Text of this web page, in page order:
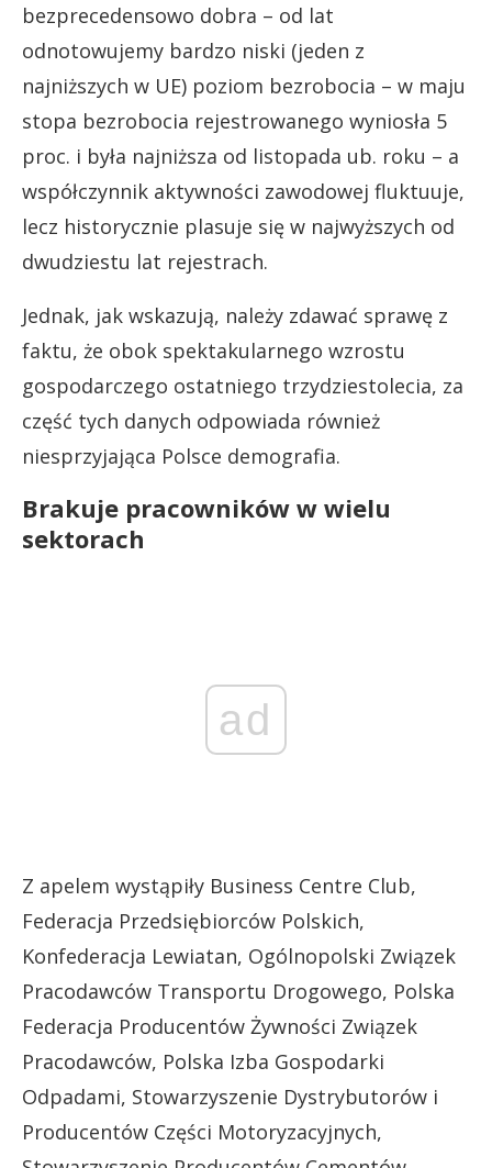
bezprecedensowo dobra – od lat
odnotowujemy bardzo niski (jeden z
najniższych w UE) poziom bezrobocia – w maju
stopa bezrobocia rejestrowanego wyniosła 5
proc. i była najniższa od listopada ub. roku – a
współczynnik aktywności zawodowej fluktuuje,
lecz historycznie plasuje się w najwyższych od
dwudziestu lat rejestrach.
Jednak, jak wskazują, należy zdawać sprawę z
faktu, że obok spektakularnego wzrostu
gospodarczego ostatniego trzydziestolecia, za
część tych danych odpowiada również
niesprzyjająca Polsce demografia.
Brakuje pracowników w wielu
sektorach
ad
Z apelem wystąpiły Business Centre Club,
Federacja Przedsiębiorców Polskich,
Konfederacja Lewiatan, Ogólnopolski Związek
Pracodawców Transportu Drogowego, Polska
Federacja Producentów Żywności Związek
Pracodawców, Polska Izba Gospodarki
Odpadami, Stowarzyszenie Dystrybutorów i
Producentów Części Motoryzacyjnych,